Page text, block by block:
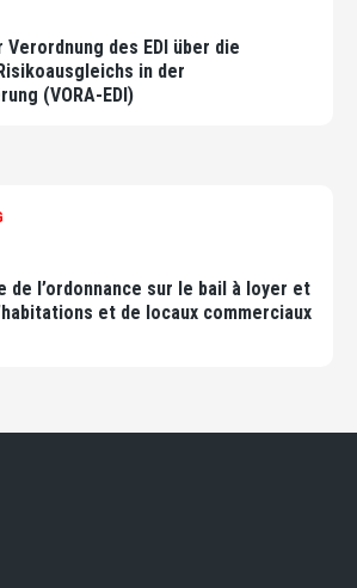
des EDI über die
in der
(VORA-EDI)
de l’ordonnance sur le bail à loyer et
et de locaux commerciaux